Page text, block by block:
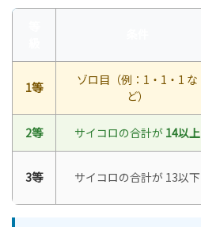
1等
ゾロ目（例：1・1・1 な
ど）
2等 サイコロの合計が 14以上
3等 サイコロの合計が 13以下